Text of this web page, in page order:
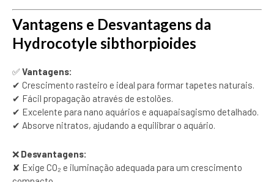
Vantagens e Desvantagens da
Hydrocotyle sibthorpioides
✅Vantagens:
✔ Crescimento rasteiro e ideal para formar tapetes naturais.
✔ Fácil propagação através de estolões.
✔ Excelente para nano aquários e aquapaisagismo detalhado.
✔ Absorve nitratos, ajudando a equilibrar o aquário.
❌ Desvantagens:
✘ Exige CO₂ e iluminação adequada para um crescimento